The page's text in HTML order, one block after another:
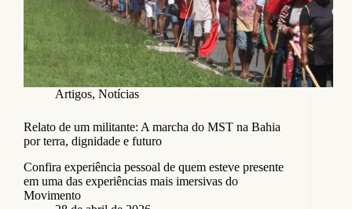
Artigos, Notícias
Relato de um militante: A marcha do MST na Bahia
por terra, dignidade e futuro
Confira experiência pessoal de quem esteve presente
em uma das experiências mais imersivas do
Movimento